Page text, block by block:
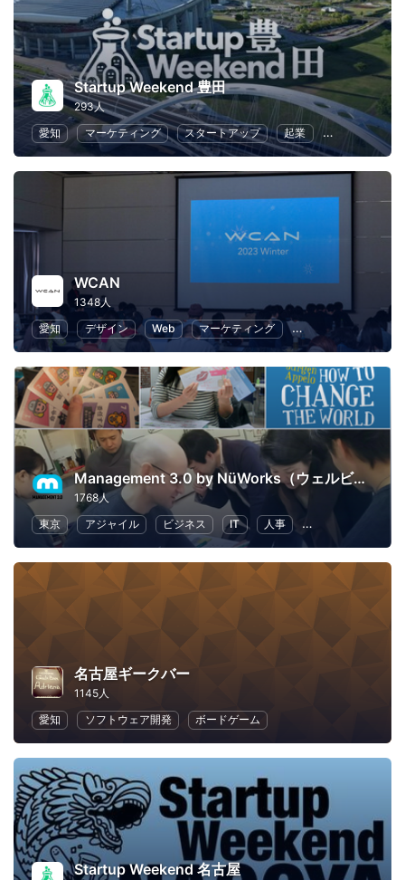
Startup Weekend 豊田
293人
愛知
マーケティング スタートアップ 起業 ビジネス戦略
WCAN
1348人
愛知
デザイン Web マーケティング プログラミング
Management 3.0 by NüWorks（ウェルビーイング・リーダーシップ）
1768人
東京
アジャイル ビジネス IT 人事 リーダーシップ
名古屋ギークバー
1145人
愛知
ソフトウェア開発 ボードゲーム
Startup Weekend 名古屋